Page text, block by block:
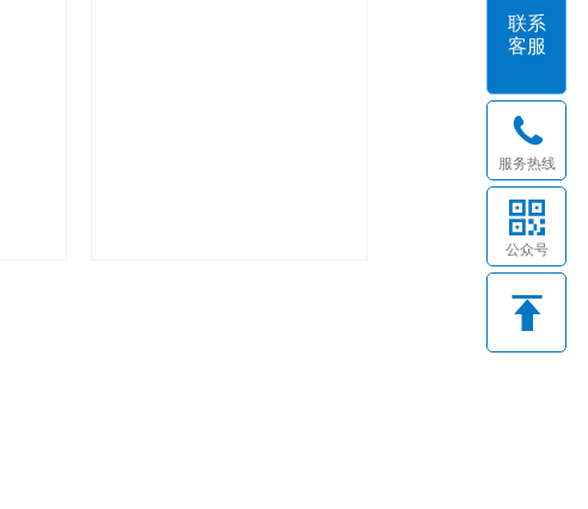
联系
客服
服务热线
公众号